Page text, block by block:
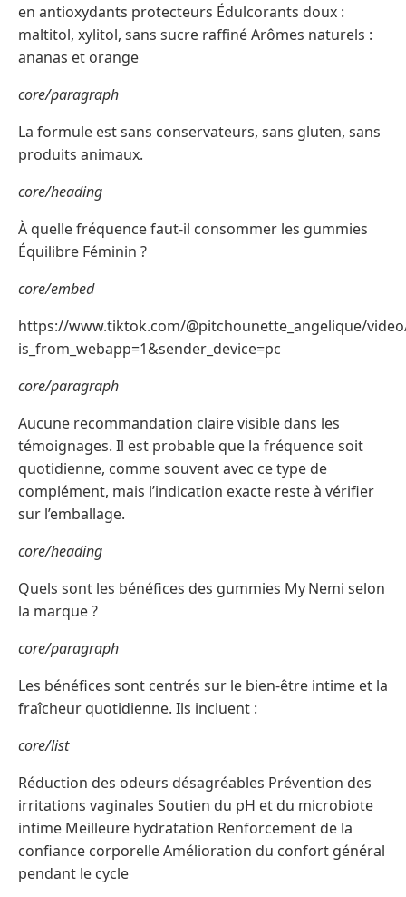
en antioxydants protecteurs Édulcorants doux :
maltitol, xylitol, sans sucre raffiné Arômes naturels :
ananas et orange
core/paragraph
La formule est sans conservateurs, sans gluten, sans
produits animaux.
core/heading
À quelle fréquence faut-il consommer les gummies
Équilibre Féminin ?
core/embed
https://www.tiktok.com/@pitchounette_angelique/
is_from_webapp=1&sender_device=pc
core/paragraph
Aucune recommandation claire visible dans les
témoignages. Il est probable que la fréquence soit
quotidienne, comme souvent avec ce type de
complément, mais l’indication exacte reste à vérifier
sur l’emballage.
core/heading
Quels sont les bénéfices des gummies My Nemi selon
la marque ?
core/paragraph
Les bénéfices sont centrés sur le bien-être intime et la
fraîcheur quotidienne. Ils incluent :
core/list
Réduction des odeurs désagréables Prévention des
irritations vaginales Soutien du pH et du microbiote
intime Meilleure hydratation Renforcement de la
confiance corporelle Amélioration du confort général
pendant le cycle